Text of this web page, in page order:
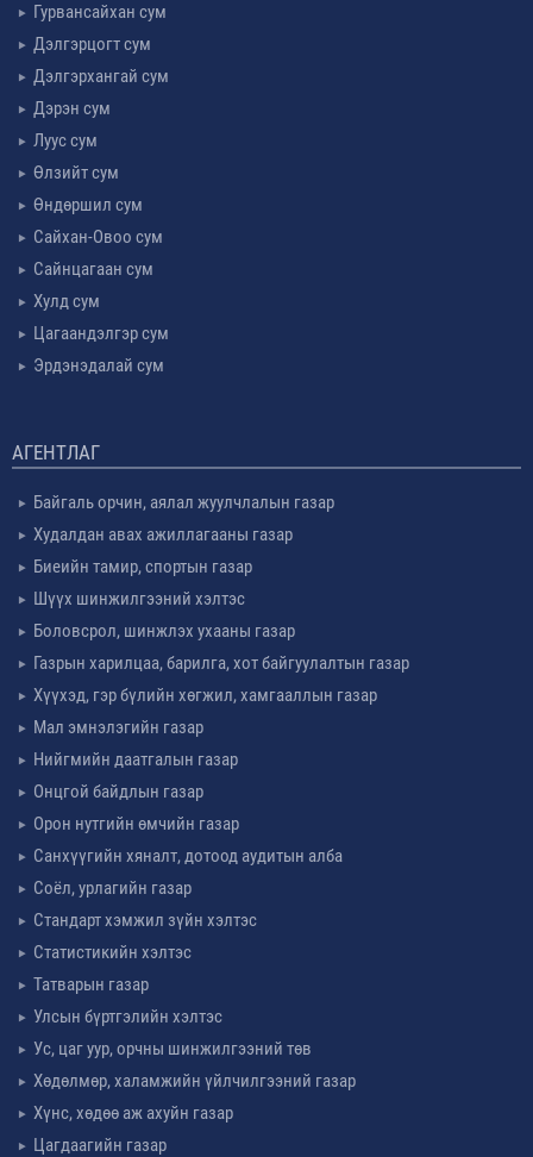
Гурвансайхан сум
Дэлгэрцогт сум
Дэлгэрхангай сум
Дэрэн сум
Луус сум
Өлзийт сум
Өндөршил сум
Сайхан-Овоо сум
Сайнцагаан сум
Хулд сум
Цагаандэлгэр сум
Эрдэнэдалай сум
АГЕНТЛАГ
Байгаль орчин, аялал жуулчлалын газар
Худалдан авах ажиллагааны газар
Биеийн тамир, спортын газар
Шүүх шинжилгээний хэлтэс
Боловсрол, шинжлэх ухааны газар
Газрын харилцаа, барилга, хот байгуулалтын газар
Хүүхэд, гэр бүлийн хөгжил, хамгааллын газар
Мал эмнэлэгийн газар
Нийгмийн даатгалын газар
Онцгой байдлын газар
Орон нутгийн өмчийн газар
Санхүүгийн хяналт, дотоод аудитын алба
Соёл, урлагийн газар
Стандарт хэмжил зүйн хэлтэс
Статистикийн хэлтэс
Татварын газар
Улсын бүртгэлийн хэлтэс
Ус, цаг уур, орчны шинжилгээний төв
Хөдөлмөр, халамжийн үйлчилгээний газар
Хүнс, хөдөө аж ахуйн газар
Цагдаагийн газар